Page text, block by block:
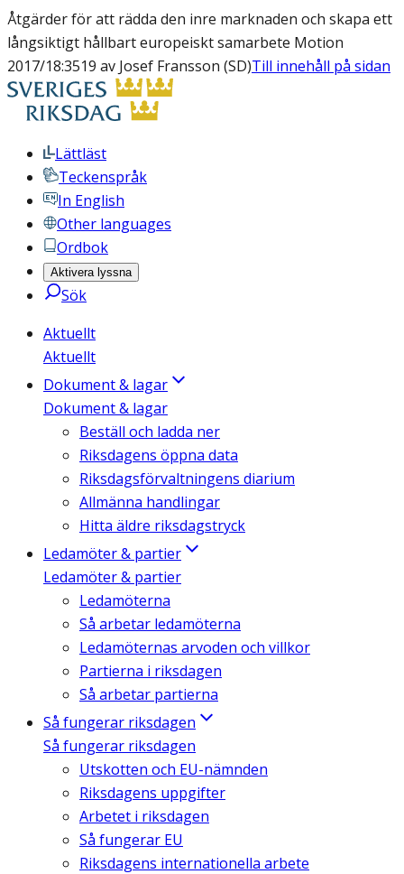
Åtgärder för att rädda den inre marknaden och skapa ett
långsiktigt hållbart europeiskt samarbete Motion
2017/18:3519 av Josef Fransson (SD)Till innehåll på sidan
Lättläst
Teckenspråk
In English
Other languages
Ordbok
Aktivera lyssna
Sök
Aktuellt
Aktuellt
Dokument & lagar
Dokument & lagar
Beställ och ladda ner
Riksdagens öppna data
Riksdagsförvaltningens diarium
Allmänna handlingar
Hitta äldre riksdagstryck
Ledamöter & partier
Ledamöter & partier
Ledamöterna
Så arbetar ledamöterna
Ledamöternas arvoden och villkor
Partierna i riksdagen
Så arbetar partierna
Så fungerar riksdagen
Så fungerar riksdagen
Utskotten och EU-nämnden
Riksdagens uppgifter
Arbetet i riksdagen
Så fungerar EU
Riksdagens internationella arbete